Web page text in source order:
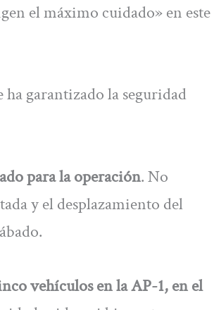
el máximo cuidado» en este
ha garantizado la seguridad
para la operación. No
y el desplazamiento del
vehículos en la AP-1, en el